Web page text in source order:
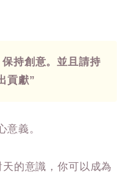
持創意。並且請持
貢獻”
意義。
的意識，你可以成為